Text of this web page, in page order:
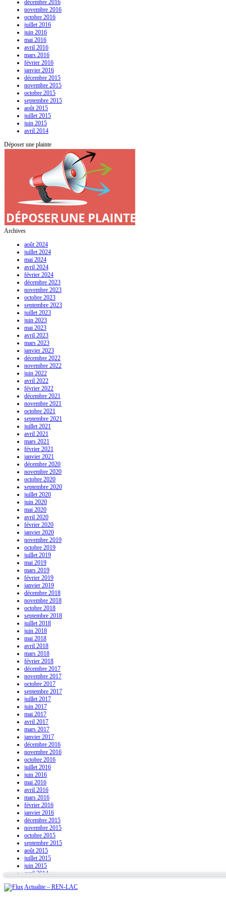
décembre 2016
novembre 2016
octobre 2016
juillet 2016
juin 2016
mai 2016
avril 2016
mars 2016
février 2016
janvier 2016
décembre 2015
novembre 2015
octobre 2015
septembre 2015
août 2015
juillet 2015
juin 2015
avril 2014
Déposer une plainte
Archives
août 2024
juillet 2024
mai 2024
avril 2024
février 2024
décembre 2023
novembre 2023
octobre 2023
septembre 2023
juillet 2023
juin 2023
mai 2023
avril 2023
mars 2023
janvier 2023
décembre 2022
novembre 2022
juin 2022
avril 2022
février 2022
décembre 2021
novembre 2021
octobre 2021
septembre 2021
juillet 2021
avril 2021
mars 2021
février 2021
janvier 2021
décembre 2020
novembre 2020
octobre 2020
septembre 2020
juillet 2020
juin 2020
mai 2020
avril 2020
février 2020
janvier 2020
novembre 2019
octobre 2019
juillet 2019
mai 2019
mars 2019
février 2019
janvier 2019
décembre 2018
novembre 2018
octobre 2018
septembre 2018
juillet 2018
juin 2018
mai 2018
avril 2018
mars 2018
février 2018
décembre 2017
novembre 2017
octobre 2017
septembre 2017
juillet 2017
juin 2017
mai 2017
avril 2017
mars 2017
janvier 2017
décembre 2016
novembre 2016
octobre 2016
juillet 2016
juin 2016
mai 2016
avril 2016
mars 2016
février 2016
janvier 2016
décembre 2015
novembre 2015
octobre 2015
septembre 2015
août 2015
juillet 2015
juin 2015
avril 2014
Actualite – REN-LAC